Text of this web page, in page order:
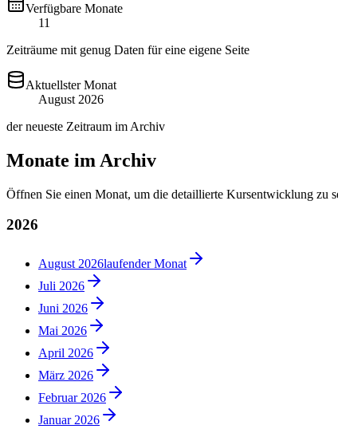
Verfügbare Monate
11
Zeiträume mit genug Daten für eine eigene Seite
Aktuellster Monat
August 2026
der neueste Zeitraum im Archiv
Monate im Archiv
Öffnen Sie einen Monat, um die detaillierte Kursentwicklung zu
2026
August 2026laufender Monat
Juli 2026
Juni 2026
Mai 2026
April 2026
März 2026
Februar 2026
Januar 2026